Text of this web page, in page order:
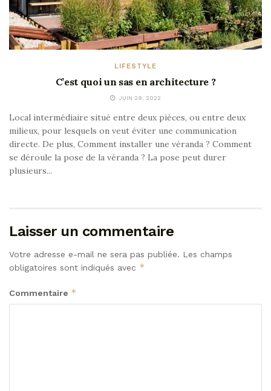
LIFESTYLE
C’est quoi un sas en architecture ?
JUIN 29, 2022
Local intermédiaire situé entre deux pièces, ou entre deux
milieux, pour lesquels on veut éviter une communication
directe. De plus, Comment installer une véranda ? Comment
se déroule la pose de la véranda ? La pose peut durer
plusieurs...
Laisser un commentaire
Votre adresse e-mail ne sera pas publiée. Les champs
obligatoires sont indiqués avec *
Commentaire *